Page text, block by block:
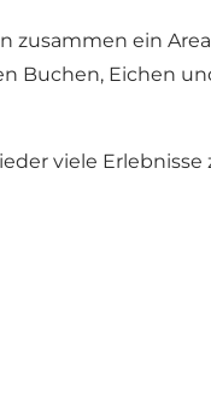
ein
Buchen, Eichen
viele